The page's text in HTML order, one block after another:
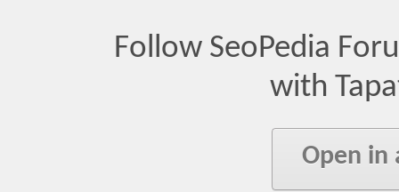
Follow SeoPedia
with
Open in